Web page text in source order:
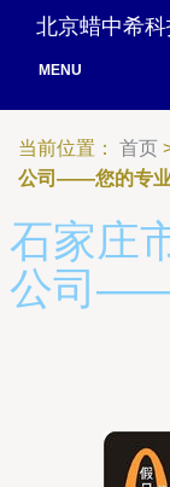
北京蜡中希科
MENU
当前位置： 首页
公司——您的专
石家庄
公司——